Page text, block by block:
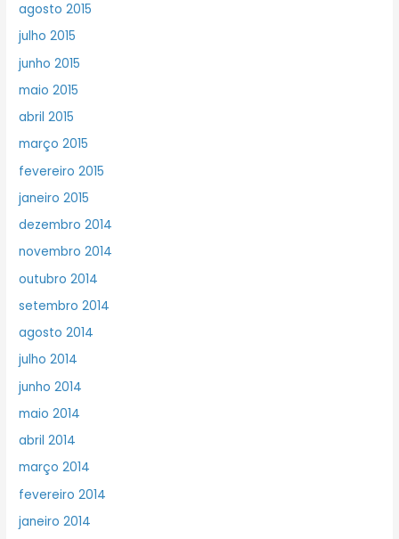
agosto 2015
julho 2015
junho 2015
maio 2015
abril 2015
março 2015
fevereiro 2015
janeiro 2015
dezembro 2014
novembro 2014
outubro 2014
setembro 2014
agosto 2014
julho 2014
junho 2014
maio 2014
abril 2014
março 2014
fevereiro 2014
janeiro 2014